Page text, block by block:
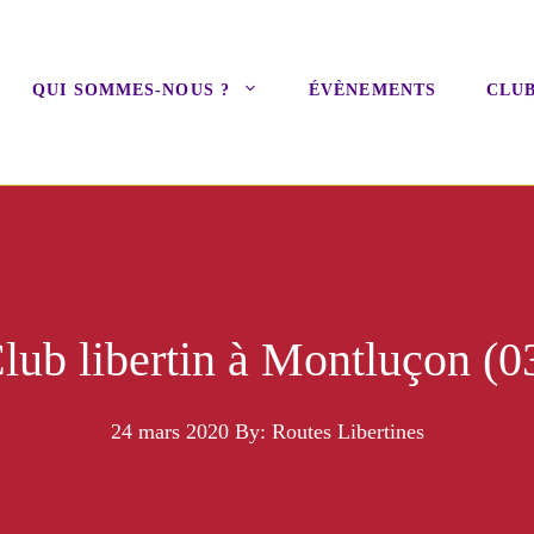
QUI SOMMES-NOUS ? ÉVÈNEMENTS
libertin à Montluçon
24 mars 2020 By: Routes Libertines